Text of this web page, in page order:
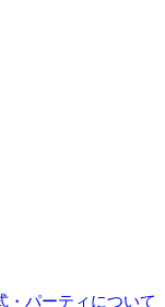
・パーティについて